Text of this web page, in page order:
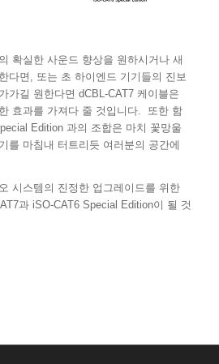
확실한 사운드 향상을 원하시거나 새
다면, 또는 초 하이엔드 기기들의 진보
가길 원한다면 dCBL-CAT7 케이블은
효과를 가져다 줄 것입니다. 또한 함
Edition 과의 조합은 마치 꽃망울
를 마침내 터트리듯 여러분의 공간에
시스템의 진정한 업그레이드를 위한
과 iSO-CAT6 Special Edition이 될 것